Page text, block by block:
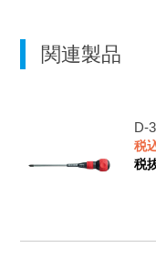
関連製品
D-
税
税